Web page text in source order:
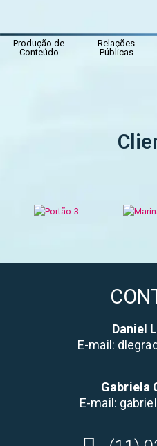
Produção de
Conteúdo
Relações
Públicas
Daniel
E-mail:
Gabriela
E-mail: